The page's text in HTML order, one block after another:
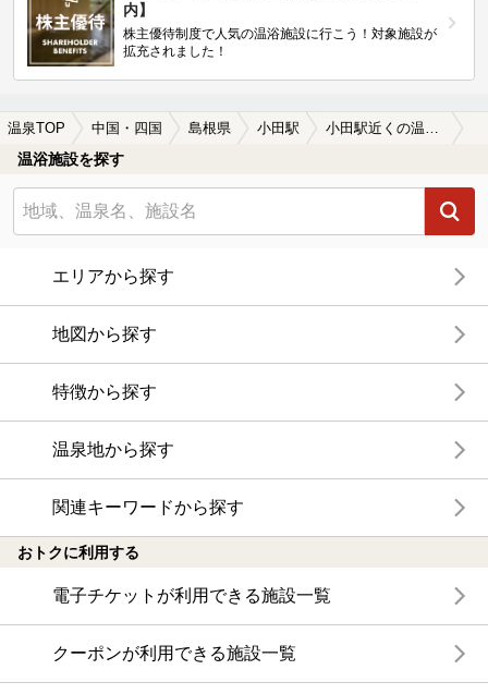
内】
株主優待制度で人気の温浴施設に行こう！対象施設が
拡充されました！
温泉TOP 中国・四国 島根県 小田駅 小田駅近くの温泉宿・温泉旅館・ホテルおすすめ(2026年版)
温浴施設を探す
エリアから探す
地図から探す
特徴から探す
温泉地から探す
関連キーワードから探す
おトクに利用する
電子チケットが利用できる施設一覧
クーポンが利用できる施設一覧